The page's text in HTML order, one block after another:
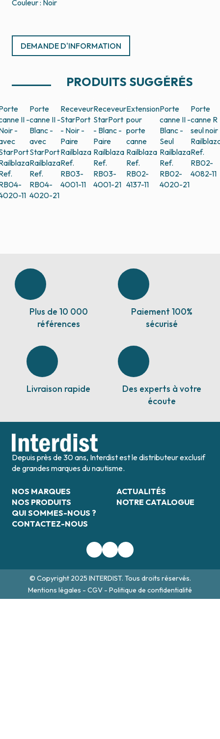
Couleur : Noir
DEMANDE D'INFORMATION
PRODUITS SUGGÉRÉS
II -
-
11
Porte
canne II -
Blanc -
avec
StarPort
Railblaza
Ref.
RB04-
4020-21
Receveur
StarPort
- Noir -
Paire
Railblaza
Ref.
RB03-
4001-11
Receveur
StarPort
- Blanc -
Paire
Railblaza
Ref.
RB03-
4001-21
Extension
pour
porte
canne
Railblaza
Ref.
RB02-
4137-11
Porte
canne II -
Blanc -
Seul
Railblaza
Ref.
RB02-
4020-21
Porte
canne R
seul noir
Ref.
RB02-
4082-11
Plus de 10 000
références
Paiement 100%
sécurisé
Livraison rapide
Des experts à votre
écoute
Depuis près de 30 ans, Interdist est le distributeur exclusif
de grandes marques du nautisme.
NOS MARQUES
NOS PRODUITS
QUI SOMMES-NOUS ?
CONTACTEZ-NOUS
ACTUALITÉS
NOTRE CATALOGUE
© Copyright 2025 INTERDIST. Tous droits réservés.
Mentions légales - CGV - Politique de confidentialité